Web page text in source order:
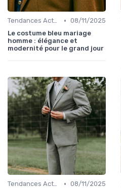
Tendances Actuelles • 08/11/2025
Le costume bleu mariage
homme : élégance et
modernité pour le grand jour
Tendances Actuelles • 08/11/2025